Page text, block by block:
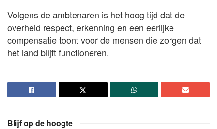
Volgens de ambtenaren is het hoog tijd dat de
overheid respect, erkenning en een eerlijke
compensatie toont voor de mensen die zorgen dat
het land blijft functioneren.
Blijf op de hoogte